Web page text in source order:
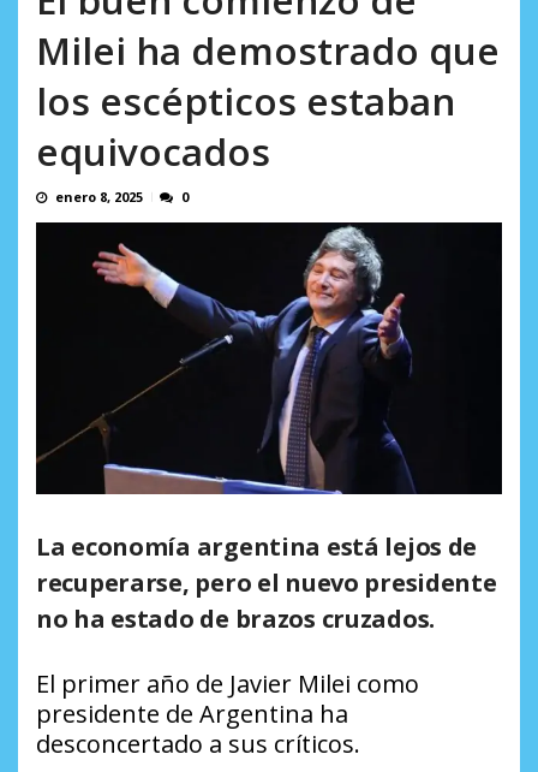
Milei ha demostrado que
los escépticos estaban
equivocados
enero 8, 2025 0
La economía argentina está lejos de
recuperarse, pero el nuevo presidente
no ha estado de brazos cruzados.
El primer año de Javier Milei como
presidente de Argentina ha
desconcertado a sus críticos.